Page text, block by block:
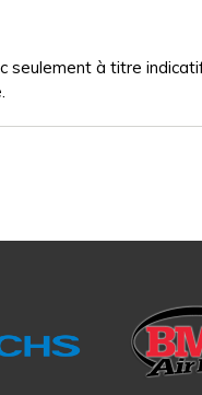
seulement à titre